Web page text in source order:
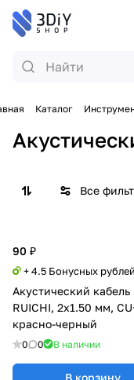
Каталог
Все
90 ₽
+ 4.5 Бонусных рублей
Акустический кабель
RUICHI, 2x1.50 мм,
красно-черный
0 0 В наличии
В корзину